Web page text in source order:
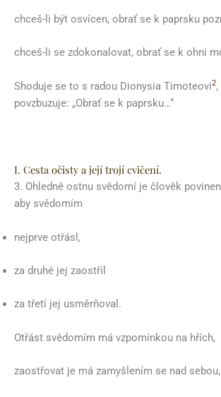
chceš-li být osvícen, obrať se k paprsku
chceš-li se zdokonalovat, obrať se k ohni
Shoduje se to s radou Dionysia Timoteovi2
povzbuzuje: „Obrať se k paprsku…“
I. Cesta očisty a její trojí cvičení.
3. Ohledně ostnu svědomí je člověk
aby svědomím
nejprve otřásl,
za druhé jej zaostřil
za třetí jej usměrňoval.
Otřást svědomím má vzpomínkou na hřích,
zaostřovat je má zamyšlením se nad sebou,